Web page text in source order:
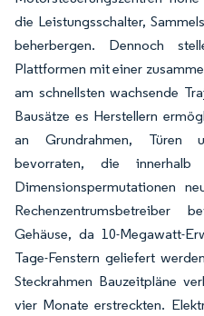
die Leistungsschalter,
beherbergen. Dennoch
Plattformen mit einer
am schnellsten wachsende
Bausätze es Herstellern
an Grundrahmen, Türen
bevorraten, die
Dimensionspermutationen
Rechenzentrumsbetreiber
Gehäuse, da 10-Megawatt-
Tage-Fenstern geliefert
Steckrahmen Bauzeitpläne
vier Monate erstreckten.